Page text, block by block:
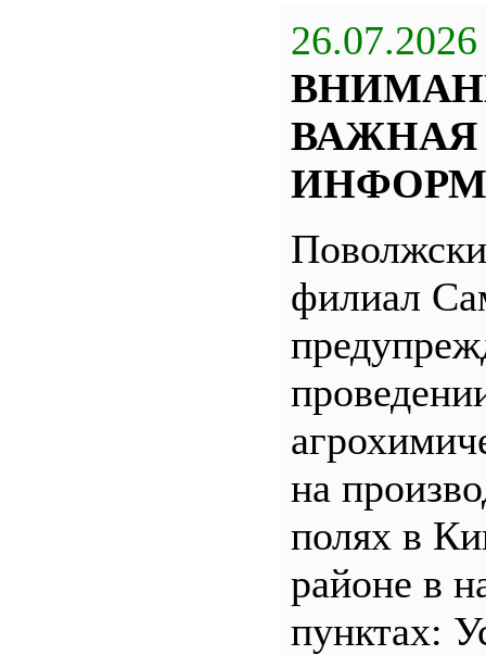
26.07.2026
ВАЖНАЯ
филиал
на
полях в
районе в
пунктах: